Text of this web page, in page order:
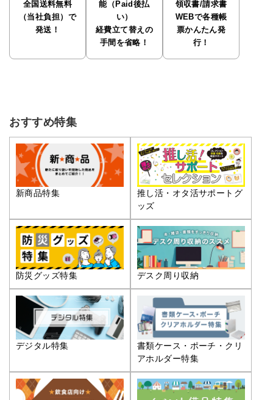
全国送料無料
（当社負担）で
発送！
能（Paid後払
い）
経費立て替えの
手間を省略！
領収書/請求書
WEBで各種帳
票かんたん発
行！
おすすめ特集
新商品特集
推し活・オタ活サポートグ
ッズ
防災グッズ特集 デスク周り収納
デジタル特集
書類ケース・ポーチ・クリ
アホルダー特集